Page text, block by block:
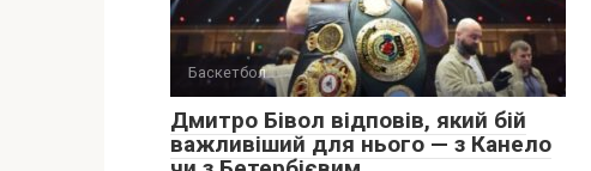
Баскетбол
Дмитро Бівол відповів, який бій
важливіший для нього — з Канело